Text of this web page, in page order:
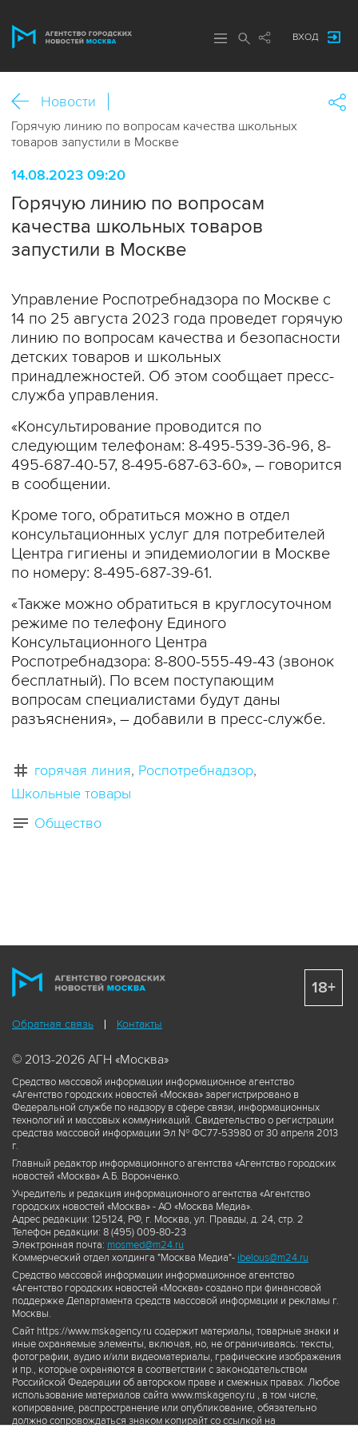
ВХОД
Новости
Горячую линию по вопросам качества школьных
товаров запустили в Москве
14.08.2023 09:20
Горячую линию по вопросам
качества школьных товаров
запустили в Москве
Управление Роспотребнадзора по Москве c
14 по 25 августа 2023 года проведет горячую
линию по вопросам качества и безопасности
детских товаров и школьных
принадлежностей. Об этом сообщает пресс-
служба управления.
«Консультирование проводится по
следующим телефонам: 8-495-539-36-96, 8-
495-687-40-57, 8-495-687-63-60», – говорится
в сообщении.
Кроме того, обратиться можно в отдел
консультационных услуг для потребителей
Центра гигиены и эпидемиологии в Москве
по номеру: 8-495-687-39-61.
«Также можно обратиться в круглосуточном
режиме по телефону Единого
Консультационного Центра
Роспотребнадзора: 8-800-555-49-43 (звонок
бесплатный). По всем поступающим
вопросам специалистами будут даны
разъяснения», – добавили в пресс-службе.
горячая линия Роспотребнадзор
Школьные товары
Общество
Обратная связь Контакты
© 2013-2026 АГН «Москва»
Средство массовой информации информационное агентство
«Агентство городских новостей «Москва» зарегистрировано в
Федеральной службе по надзору в сфере связи, информационных
технологий и массовых коммуникаций. Свидетельство о регистрации
средства массовой информации Эл № ФС77-53980 от 30 апреля 2013
г.
Главный редактор информационного агентства «Агентство городских
новостей «Москва» А.Б. Воронченко.
Учредитель и редакция информационного агентства «Агентство
городских новостей «Москва» - АО «Москва Медиа».
Адрес редакции: 125124, РФ, г. Москва, ул. Правды, д. 24, стр. 2
Телефон редакции: 8 (495) 009-80-23
Электронная почта: mosmed@m24.ru
Коммерческий отдел холдинга "Москва Медиа"- ibelous@m24.ru
Средство массовой информации информационное агентство
«Агентство городских новостей «Москва» создано при финансовой
поддержке Департамента средств массовой информации и рекламы г.
Москвы.
Сайт https://www.mskagency.ru содержит материалы, товарные знаки и
иные охраняемые элементы, включая, но, не ограничиваясь: тексты,
фотографии, аудио и/или видеоматериалы, графические изображения
и пр., которые охраняются в соответствии с законодательством
Российской Федерации об авторском праве и смежных правах. Любое
использование материалов сайта www.mskagency.ru , в том числе,
копирование, распространение или опубликование, обязательно
должно сопровождаться знаком копирайт со ссылкой на
18+